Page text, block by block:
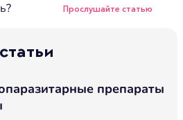
Прослушайте статью
препараты